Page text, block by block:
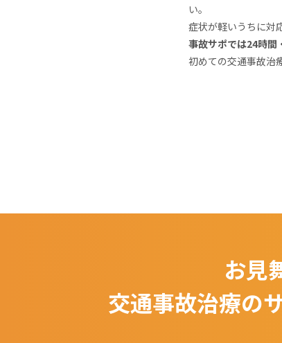
い。
症状が軽いうちに対
事故サポでは24時間
初めての交通事故治
お見
交通事故治療の